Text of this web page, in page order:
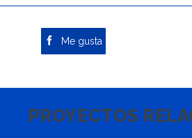
 Me gusta
PROYECTOS